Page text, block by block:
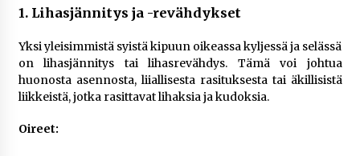
Uutisankkuri Jan Andersson vaimo – faktat ja
huhut
3 viikkoa sitten
Pamela Anderson ikä, ura ja elämä
4 viikkoa sitten
1. Lihasjännitys ja -revähdykset
Yksi yleisimmistä syistä kipuun oikeassa kyljessä ja selässä
on lihasjännitys tai lihasrevähdys. Tämä voi johtua
huonosta asennosta, liiallisesta rasituksesta tai äkillisistä
liikkeistä, jotka rasittavat lihaksia ja kudoksia.
Oireet: